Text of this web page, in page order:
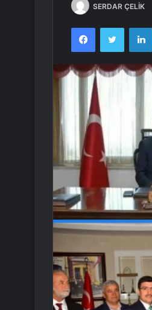
SERDAR ÇELİK
FacebookTwitter